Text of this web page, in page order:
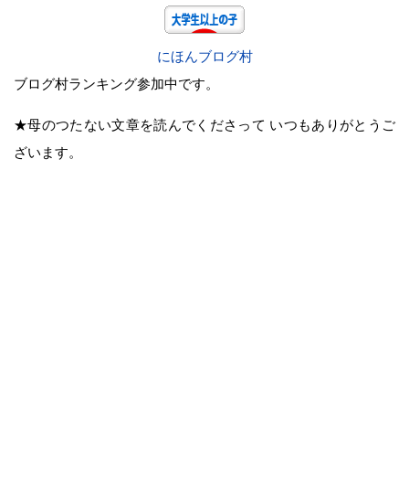
にほんブログ村
ブログ村ランキング参加中です。
★母のつたない文章を読んでくださって いつもありがとうご
ざいます。